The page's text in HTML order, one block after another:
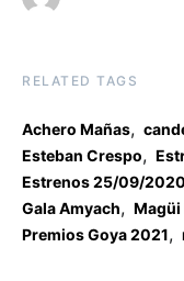
RELATED TAGS
Achero Mañas,
Esteban Crespo,
Estrenos 25/09/2020
Gala Amyach, Magüi
Premios Goya 2021,